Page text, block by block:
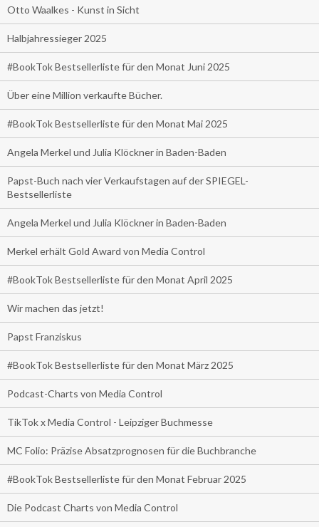
Otto Waalkes - Kunst in Sicht
Halbjahressieger 2025
#BookTok Bestsellerliste für den Monat Juni 2025
Über eine Million verkaufte Bücher.
#BookTok Bestsellerliste für den Monat Mai 2025
Angela Merkel und Julia Klöckner in Baden-Baden
Papst-Buch nach vier Verkaufstagen auf der SPIEGEL-
Bestsellerliste
Angela Merkel und Julia Klöckner in Baden-Baden
Merkel erhält Gold Award von Media Control
#BookTok Bestsellerliste für den Monat April 2025
Wir machen das jetzt!
Papst Franziskus
#BookTok Bestsellerliste für den Monat März 2025
Podcast-Charts von Media Control
TikTok x Media Control - Leipziger Buchmesse
MC Folio: Präzise Absatzprognosen für die Buchbranche
#BookTok Bestsellerliste für den Monat Februar 2025
Die Podcast Charts von Media Control